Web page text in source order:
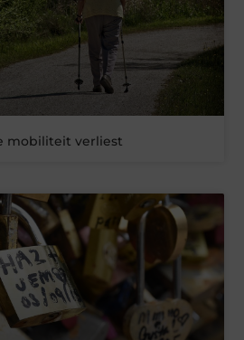
mobiliteit verliest